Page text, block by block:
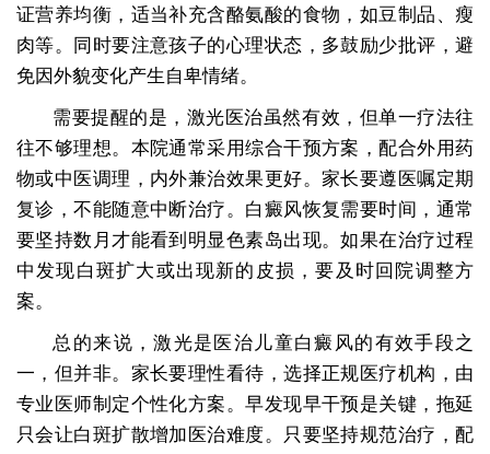
证营养均衡，适当补充含酪氨酸的食物，如豆制品、瘦
肉等。同时要注意孩子的心理状态，多鼓励少批评，避
免因外貌变化产生自卑情绪。
需要提醒的是，激光医治虽然有效，但单一疗法往
往不够理想。本院通常采用综合干预方案，配合外用药
物或中医调理，内外兼治效果更好。家长要遵医嘱定期
复诊，不能随意中断治疗。白癜风恢复需要时间，通常
要坚持数月才能看到明显色素岛出现。如果在治疗过程
中发现白斑扩大或出现新的皮损，要及时回院调整方
案。
总的来说，激光是医治儿童白癜风的有效手段之
一，但并非。家长要理性看待，选择正规医疗机构，由
专业医师制定个性化方案。早发现早干预是关键，拖延
只会让白斑扩散增加医治难度。只要坚持规范治疗，配